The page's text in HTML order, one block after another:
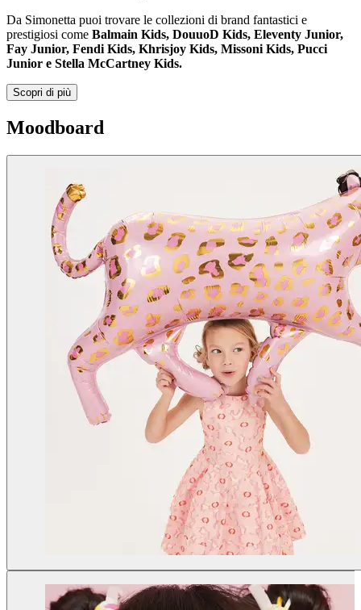
Da Simonetta puoi trovare le collezioni di brand fantastici e
prestigiosi come Balmain Kids, DouuoD Kids, Eleventy Junior,
Fay Junior, Fendi Kids, Khrisjoy Kids, Missoni Kids, Pucci
Junior e Stella McCartney Kids.
Scopri di più
Moodboard